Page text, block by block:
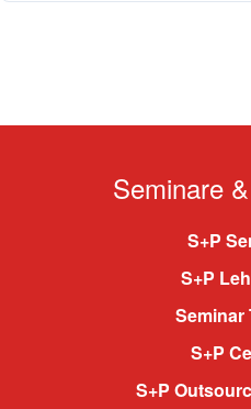
Seminare
S+P
S+P
Seminar
S+P
S+P